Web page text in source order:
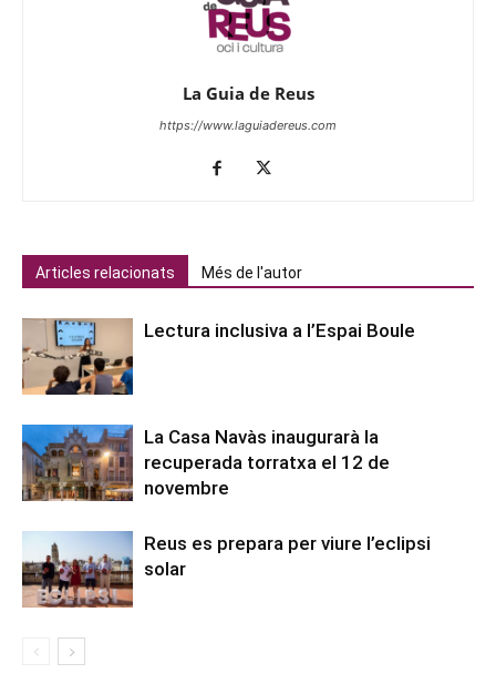
La Guia de Reus
https://www.laguiadereus.com
Articles relacionats Més de l'autor
Lectura inclusiva a l’Espai Boule
La Casa Navàs inaugurarà la
recuperada torratxa el 12 de
novembre
Reus es prepara per viure l’eclipsi
solar